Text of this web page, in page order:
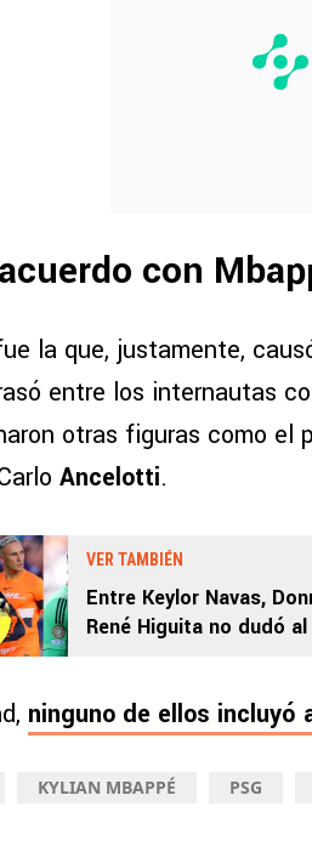
con
la que, justamente,
entre los internautas
otras figuras como el
Ancelotti.
VER TAMBIÉN
Entre Keylor Navas,
René Higuita no dudó
ninguno de ellos incluyó
KYLIAN MBAPPÉ PSG